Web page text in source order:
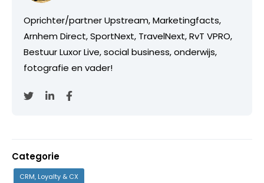
Oprichter/partner Upstream, Marketingfacts,
Arnhem Direct, SportNext, TravelNext, RvT VPRO,
Bestuur Luxor Live, social business, onderwijs,
fotografie en vader!
Categorie
CRM, Loyalty & CX